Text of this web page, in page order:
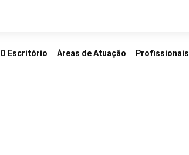
O Escritório Áreas de Atuação Profissionais